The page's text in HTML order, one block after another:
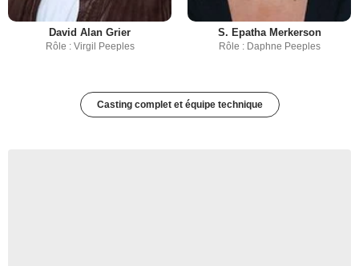
David Alan Grier
Rôle : Virgil Peeples
S. Epatha Merkerson
Rôle : Daphne Peeples
Casting complet et équipe technique